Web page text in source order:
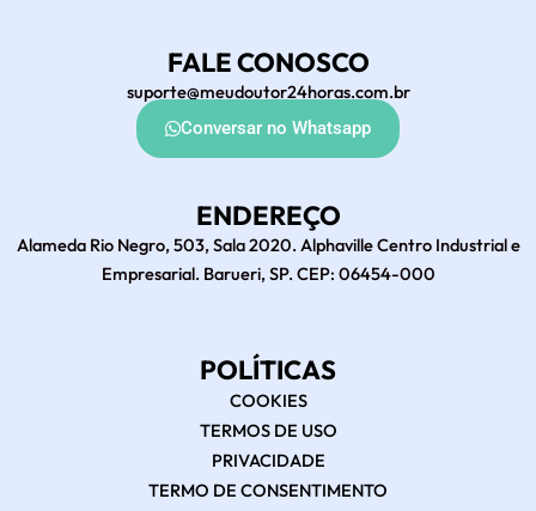
FALE CONOSCO
suporte@meudoutor24horas.com.br
Conversar no Whatsapp
ENDEREÇO
Alameda Rio Negro, 503, Sala 2020. Alphaville Centro Industrial e
Empresarial. Barueri, SP. CEP: 06454-000
POLÍTICAS
COOKIES
TERMOS DE USO
PRIVACIDADE
TERMO DE CONSENTIMENTO